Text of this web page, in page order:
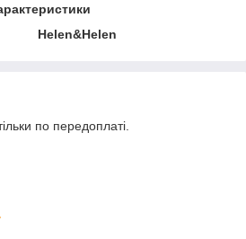
Helen&Helen
по передоплаті.